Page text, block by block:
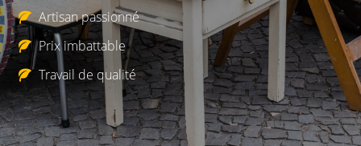
Artisan passionné
Prix imbattable
Travail de qualité